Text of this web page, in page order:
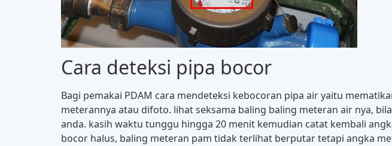
Cara deteksi pipa bocor
Bagi pemakai PDAM cara mendeteksi kebocoran pipa air yaitu
meterannya atau difoto. lihat seksama baling baling meteran air nya,
anda. kasih waktu tunggu hingga 20 menit kemudian catat kembali
bocor halus, baling meteran pam tidak terlihat berputar tetapi angka